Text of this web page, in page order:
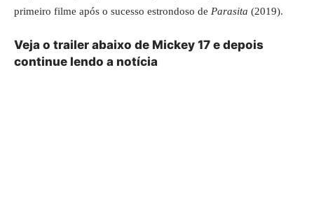
primeiro filme após o sucesso estrondoso de Parasita (2019).
Veja o trailer abaixo de Mickey 17 e depois
continue lendo a notícia